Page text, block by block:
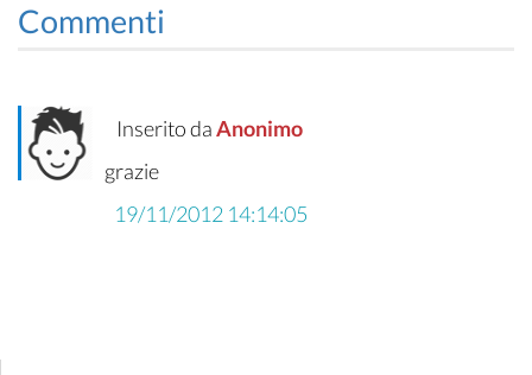
Commenti
Inserito daAnonimo
grazie
19/11/2012 14:14:05